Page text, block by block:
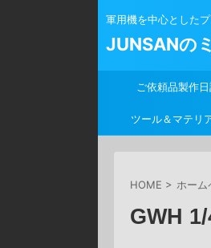
軍用機を中心としたプ
JUNSANの
ご依頼品製作
ツール＆マテリ
HOME > ホーム
GWH